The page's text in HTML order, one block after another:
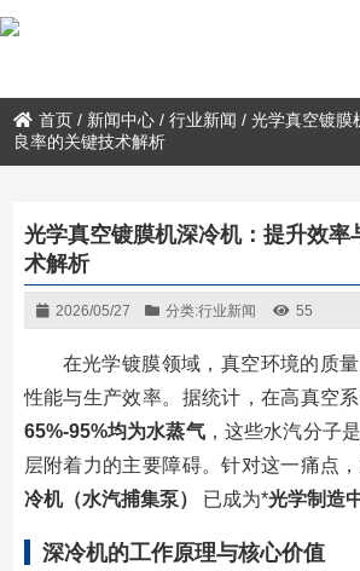
首页 / 新闻中心 /行业新闻 /光学真空镀膜
良率的关键技术解析
光学真空镀膜机深冷机：提升效率
术解析
2026/05/27 分类:行业新闻 55
在光学镀膜领域，真空环境的质
性能与生产效率。据统计，在高真空
65%-95%均为水蒸气，这些水汽分子
层附着力的主要障碍。针对这一痛点，
冷机（水汽捕集泵）
已成为*光学制造
深冷机的工作原理与核心价值